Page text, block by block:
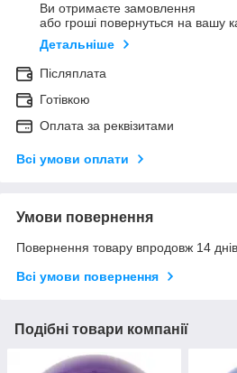
Ви отримаєте замовлення
або гроші повернуться на вашу
Детальніше
Післяплата
Готівкою
Оплата за реквізитами
Всі умови оплати
Умови повернення
Повернення товару впродовж 14
Всі умови повернення
Подібні товари компанії